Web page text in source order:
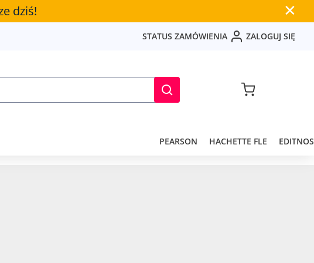
dziś! ✕
STATUS ZAMÓWIENIA ZALOGUJ SIĘ
PEARSON HACHETTE FLE EDITNOS